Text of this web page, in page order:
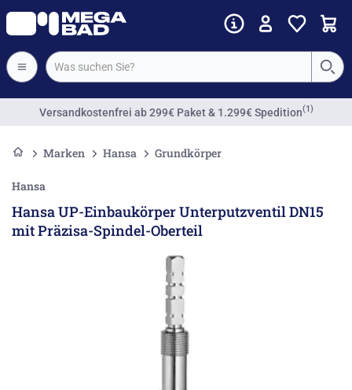
Versandkostenfrei ab 299€ Paket & 1.299€ Spedition(1)
Marken Hansa Grundkörper
Hansa
Hansa UP-Einbaukörper Unterputzventil DN15
mit Präzisa-Spindel-Oberteil